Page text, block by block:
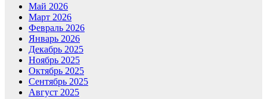
Май 2026
Март 2026
Февраль 2026
Январь 2026
Декабрь 2025
Ноябрь 2025
Октябрь 2025
Сентябрь 2025
Август 2025